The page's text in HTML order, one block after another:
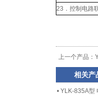
23．控制电路
上一个产品：
相关产
• YLK-835A型